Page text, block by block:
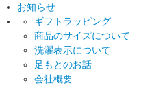
お知らせ
ギフトラッピング
商品のサイズについて
洗濯表示について
足もとのお話
会社概要